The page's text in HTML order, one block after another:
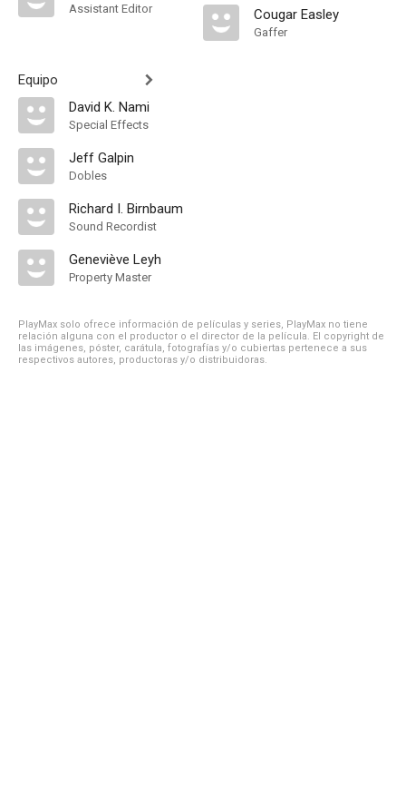
Assistant Editor
Equipo
David K. Nami
Special Effects
Jeff Galpin
Dobles
Richard I. Birnbaum
Sound Recordist
Geneviève Leyh
Property Master
Cougar Easley
Gaffer
PlayMax solo ofrece información de películas y series, PlayMax no tiene
relación alguna con el productor o el director de la película. El copyright de
las imágenes, póster, carátula, fotografías y/o cubiertas pertenece a sus
respectivos autores, productoras y/o distribuidoras.